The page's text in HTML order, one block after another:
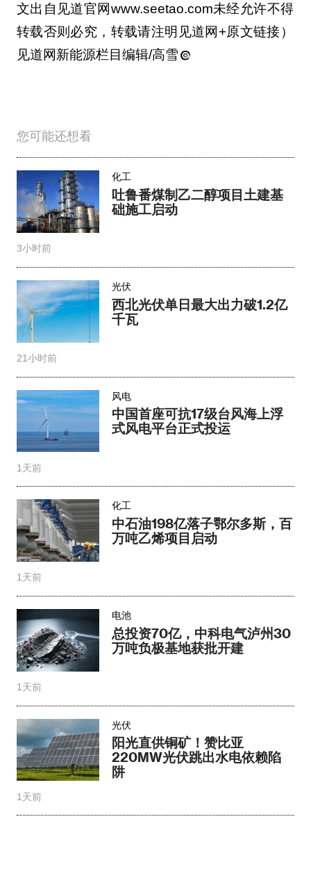
文出自见道官网www.seetao.com未经允许不得
转载否则必究，转载请注明见道网+原文链接）
见道网新能源栏目编辑/高雪
您可能还想看
化工
吐鲁番煤制乙二醇项目土建基
础施工启动
3小时前
光伏
西北光伏单日最大出力破1.2亿
千瓦
21小时前
风电
中国首座可抗17级台风海上浮
式风电平台正式投运
1天前
化工
中石油198亿落子鄂尔多斯，百
万吨乙烯项目启动
1天前
电池
总投资70亿，中科电气泸州30
万吨负极基地获批开建
1天前
光伏
阳光直供铜矿！赞比亚
220MW光伏跳出水电依赖陷
阱
1天前